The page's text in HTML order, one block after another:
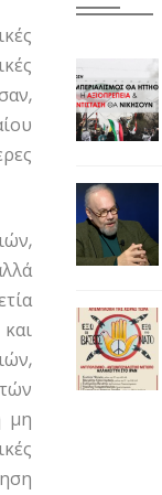
μη